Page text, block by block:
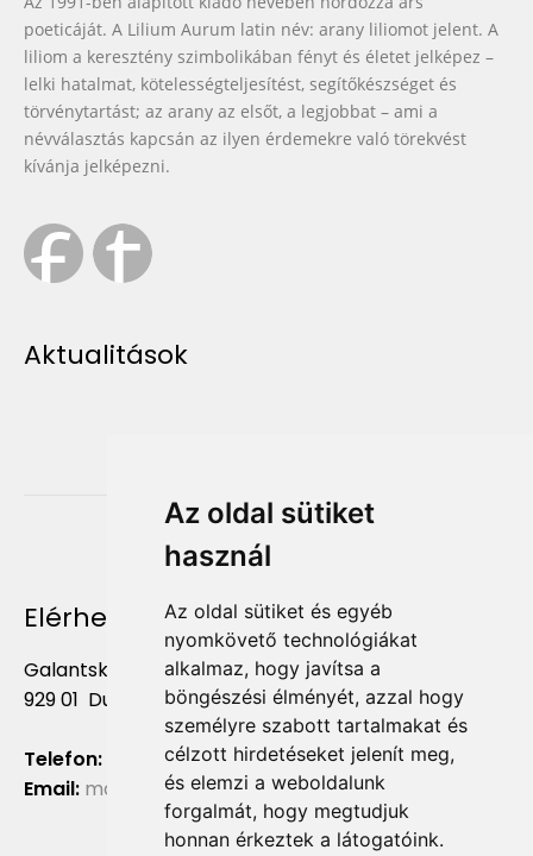
Az oldal sütiket
használ
Az oldal sütiket és egyéb
nyomkövető technológiákat
alkalmaz, hogy javítsa a
böngészési élményét, azzal hogy
személyre szabott tartalmakat és
célzott hirdetéseket jelenít meg,
és elemzi a weboldalunk
forgalmát, hogy megtudjuk
honnan érkeztek a látogatóink.
poeticáját. A Lilium Aurum latin név: arany liliomot jelent. A
liliom a keresztény szimbolikában fényt és életet jelképez –
lelki hatalmat, kötelességteljesítést, segítőkészséget és
törvénytartást; az arany az elsőt, a legjobbat – ami a
névválasztás kapcsán az ilyen érdemekre való törekvést
kívánja jelképezni.
Aktualitások
Elérhetőség
Galantská cesta 658/2F
929 01 Dunajská Streda
Telefon:
+421 903 724 781
Email: marketing@liliumaurum.sk